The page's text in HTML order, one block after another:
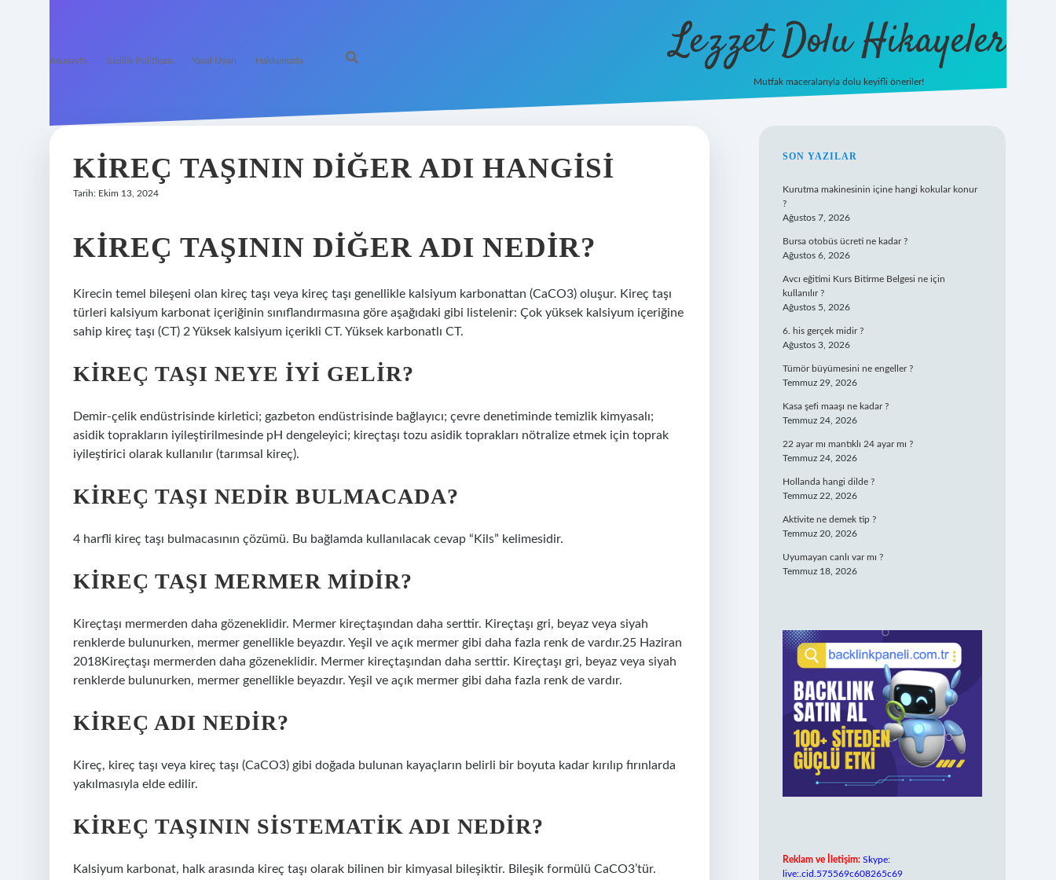
Anasayfa Gizlilik Politikası Yasal Uyarı Hakkımızda Lezzet Dolu Hikayeler
Mutfak maceralarıyla dolu keyifli öneriler!
KIREÇ TAŞININ DIĞER ADI HANGISI
Tarih: Ekim 13, 2024
KIREÇ TAŞININ DIĞER ADI NEDIR?
Kirecin temel bileşeni olan kireç taşı veya kireç taşı genellikle kalsiyum karbonattan (CaCO3) oluşur. Kireç taşı
türleri kalsiyum karbonat içeriğinin sınıflandırmasına göre aşağıdaki gibi listelenir: Çok yüksek kalsiyum içeriğine
sahip kireç taşı (CT) 2 Yüksek kalsiyum içerikli CT. Yüksek karbonatlı CT.
KIREÇ TAŞI NEYE IYI GELIR?
Demir-çelik endüstrisinde kirletici; gazbeton endüstrisinde bağlayıcı; çevre denetiminde temizlik kimyasalı;
asidik toprakların iyileştirilmesinde pH dengeleyici; kireçtaşı tozu asidik toprakları nötralize etmek için toprak
iyileştirici olarak kullanılır (tarımsal kireç).
KIREÇ TAŞI NEDIR BULMACADA?
4 harfli kireç taşı bulmacasının çözümü. Bu bağlamda kullanılacak cevap “Kils” kelimesidir.
KIREÇ TAŞI MERMER MIDIR?
Kireçtaşı mermerden daha gözeneklidir. Mermer kireçtaşından daha serttir. Kireçtaşı gri, beyaz veya siyah
renklerde bulunurken, mermer genellikle beyazdır. Yeşil ve açık mermer gibi daha fazla renk de vardır.25 Haziran
2018Kireçtaşı mermerden daha gözeneklidir. Mermer kireçtaşından daha serttir. Kireçtaşı gri, beyaz veya siyah
renklerde bulunurken, mermer genellikle beyazdır. Yeşil ve açık mermer gibi daha fazla renk de vardır.
KIREÇ ADI NEDIR?
Kireç, kireç taşı veya kireç taşı (CaCO3) gibi doğada bulunan kayaçların belirli bir boyuta kadar kırılıp fırınlarda
yakılmasıyla elde edilir.
KIREÇ TAŞININ SISTEMATIK ADI NEDIR?
Kalsiyum karbonat, halk arasında kireç taşı olarak bilinen bir kimyasal bileşiktir. Bileşik formülü CaCO3’tür.
SIDEBAR
SON YAZILAR
Kurutma makinesinin içine hangi kokular konur
?
Ağustos 7, 2026
Bursa otobüs ücreti ne kadar ?
Ağustos 6, 2026
Avcı eğitimi Kurs Bitirme Belgesi ne için
kullanılır ?
Ağustos 5, 2026
6. his gerçek midir ?
Ağustos 3, 2026
Tümör büyümesini ne engeller ?
Temmuz 29, 2026
Kasa şefi maaşı ne kadar ?
Temmuz 24, 2026
22 ayar mı mantıklı 24 ayar mı ?
Temmuz 24, 2026
Hollanda hangi dilde ?
Temmuz 22, 2026
Aktivite ne demek tip ?
Temmuz 20, 2026
Uyumayan canlı var mı ?
Temmuz 18, 2026
Reklam ve İletişim: Skype:
live:.cid.575569c608265c69